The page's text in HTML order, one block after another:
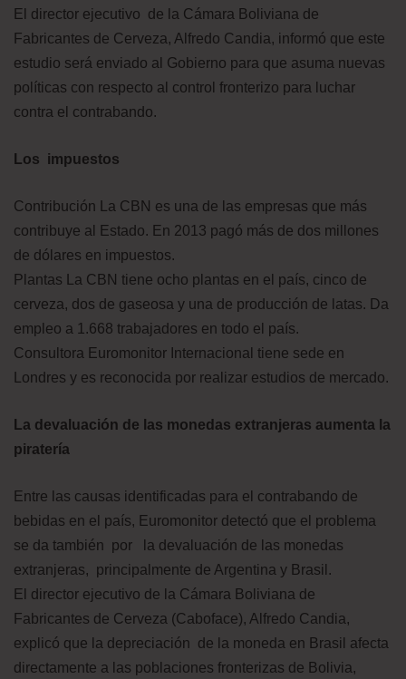
El director ejecutivo de la Cámara Boliviana de
Fabricantes de Cerveza, Alfredo Candia, informó que este
estudio será enviado al Gobierno para que asuma nuevas
políticas con respecto al control fronterizo para luchar
contra el contrabando.
Los impuestos
Contribución La CBN es una de las empresas que más
contribuye al Estado. En 2013 pagó más de dos millones
de dólares en impuestos.
Plantas La CBN tiene ocho plantas en el país, cinco de
cerveza, dos de gaseosa y una de producción de latas. Da
empleo a 1.668 trabajadores en todo el país.
Consultora Euromonitor Internacional tiene sede en
Londres y es reconocida por realizar estudios de mercado.
La devaluación de las monedas extranjeras aumenta la
piratería
Entre las causas identificadas para el contrabando de
bebidas en el país, Euromonitor detectó que el problema
se da también por la devaluación de las monedas
extranjeras, principalmente de Argentina y Brasil.
El director ejecutivo de la Cámara Boliviana de
Fabricantes de Cerveza (Caboface), Alfredo Candia,
explicó que la depreciación de la moneda en Brasil afecta
directamente a las poblaciones fronterizas de Bolivia,